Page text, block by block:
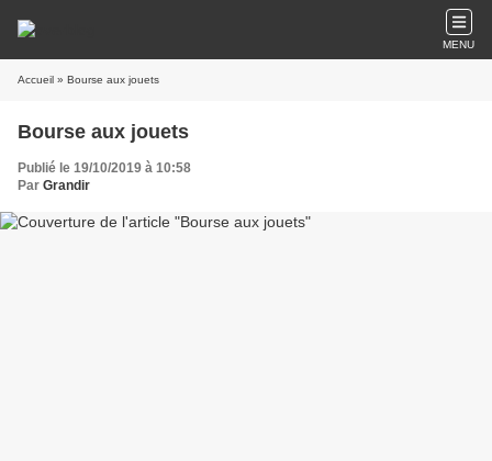
MENU
Accueil » Bourse aux jouets
Bourse aux jouets
Publié le 19/10/2019 à 10:58
Par Grandir